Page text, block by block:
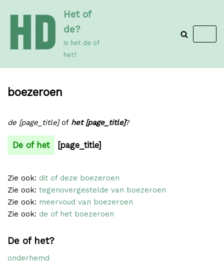
de
inhoud
Het of
de?
Is het de of
het?
boezeroen
de [page_title]of het [page_title]?
De of het [page_title]
Zie ook: dit of deze boezeroen
Zie ook: tegenovergestelde van boezeroen
Zie ook: meervoud van boezeroen
Zie ook: de of het boezeroen
De of het?
onderhemd